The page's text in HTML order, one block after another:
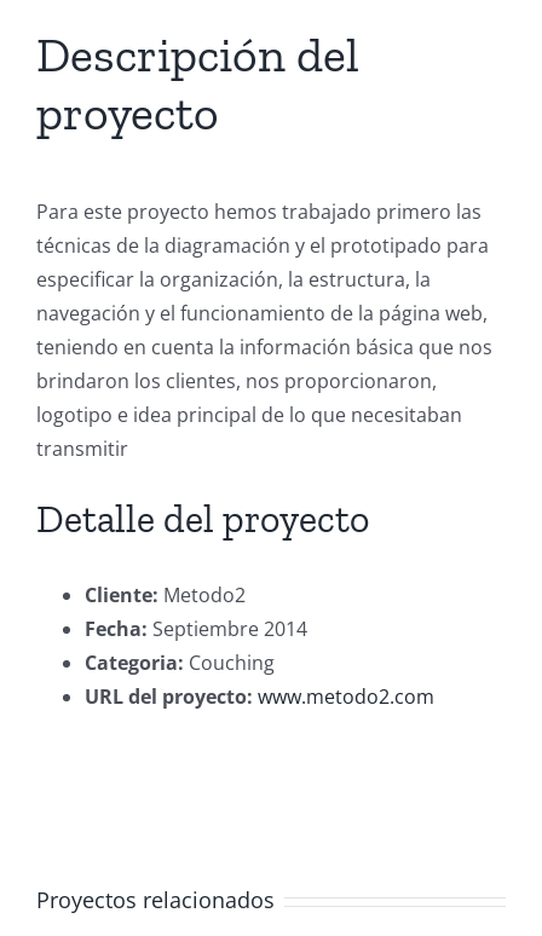
Descripción del
proyecto
Para este proyecto hemos trabajado primero las
técnicas de la diagramación y el prototipado para
especificar la organización, la estructura, la
navegación y el funcionamiento de la página web,
teniendo en cuenta la información básica que nos
brindaron los clientes, nos proporcionaron,
logotipo e idea principal de lo que necesitaban
transmitir
Detalle del proyecto
Cliente: Metodo2
Fecha: Septiembre 2014
Categoria: Couching
URL del proyecto: www.metodo2.com
Proyectos relacionados